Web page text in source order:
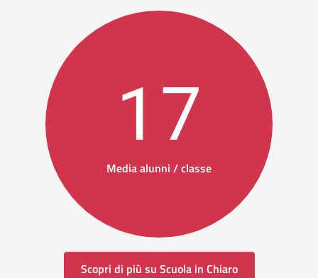
17
Media alunni / classe
Scopri di più su Scuola in Chiaro